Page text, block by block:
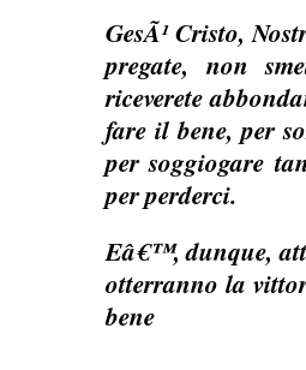
GesÃ¹ Cristo,
pregate, non
riceverete
fare il bene, per
per soggiogare
per perderci.
Eâ€™, dunque,
otterranno la
bene